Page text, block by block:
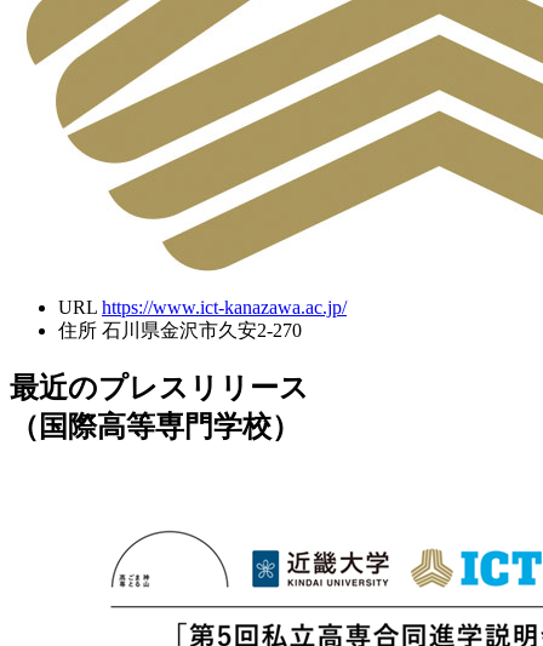
URL https://www.ict-kanazawa.ac.jp/
住所 石川県金沢市久安2-270
最近のプレスリリース
（国際高等専門学校）